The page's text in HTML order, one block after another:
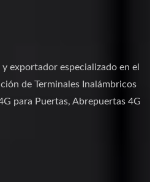
exportador especializado en el
de Terminales Inalámbricos
para Puertas, Abrepuertas 4G